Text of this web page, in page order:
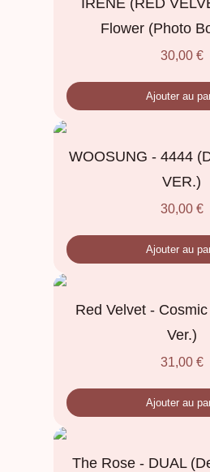
Flower (Photo
30,00 €
Ajouter au
WOOSUNG - 4444
VER.)
30,00 €
Ajouter au
Red Velvet -
Ver.)
31,00 €
Ajouter au
The Rose - DUAL